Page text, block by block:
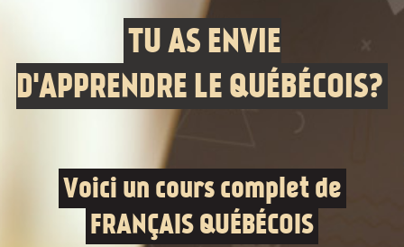
TU AS ENVIE
D'APPRENDRE LE QUÉBÉCOIS?
Voici un cours complet de
FRANÇAIS QUÉBÉCOIS